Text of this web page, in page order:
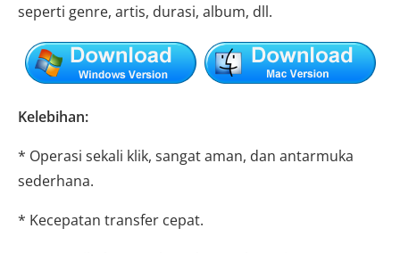
seperti genre, artis, durasi, album, dll.
Kelebihan:
* Operasi sekali klik, sangat aman, dan antarmuka
sederhana.
* Kecepatan transfer cepat.